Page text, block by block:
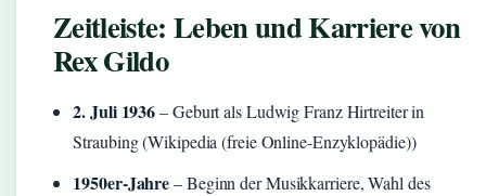
Zeitleiste: Leben und Karriere von
Rex Gildo
2. Juli 1936– Geburt als Ludwig Franz Hirtreiter in
Straubing (Wikipedia (freie Online-Enzyklopädie))
1950er-Jahre– Beginn der Musikkarriere, Wahl des